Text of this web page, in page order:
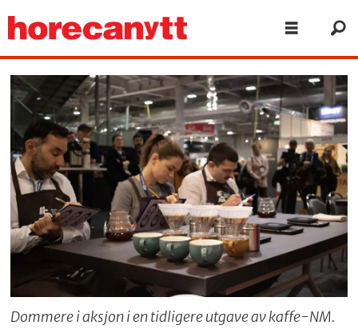
Dommere i aksjon i en tidligere utgave av kaffe-NM.